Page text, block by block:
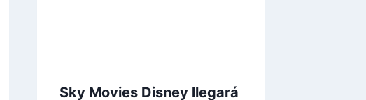
Sky Movies Disney llegará